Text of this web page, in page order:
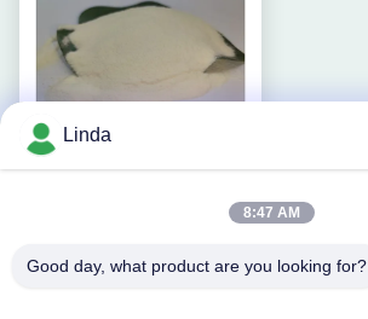
agua de la proteína de
Obtenga el mejor
Linda
8:47 AM
Good day, what product are you looking for?